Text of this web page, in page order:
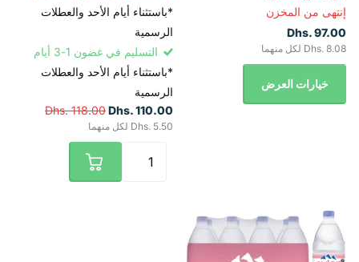
إنتهى من المخزن
Dhs. 97.00
Dhs. 8.08 لكل منهما
خيارات العرض
*باستثناء أيام الأحد والعطلات
الرسمية
التسليم في غضون 1-3 أيام
*باستثناء أيام الأحد والعطلات
الرسمية
Dhs. 118.00Dhs. 110.00
Dhs. 5.50 لكل منهما